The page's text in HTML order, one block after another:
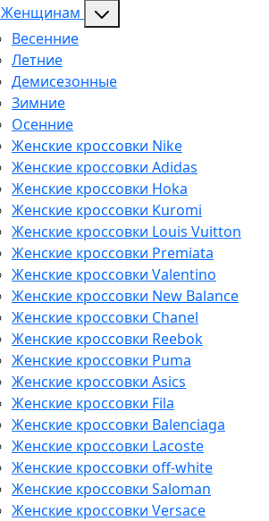
Женщинам
Весенние
Летние
Демисезонные
Зимние
Осенние
Женские кроссовки Nike
Женские кроссовки Adidas
Женские кроссовки Hoka
Женские кроссовки Kuromi
Женские кроссовки Louis Vuitton
Женские кроссовки Premiata
Женские кроссовки Valentino
Женские кроссовки New Balance
Женские кроссовки Chanel
Женские кроссовки Reebok
Женские кроссовки Puma
Женские кроссовки Asics
Женские кроссовки Fila
Женские кроссовки Balenciaga
Женские кроссовки Lacoste
Женские кроссовки off-white
Женские кроссовки Saloman
Женские кроссовки Versace